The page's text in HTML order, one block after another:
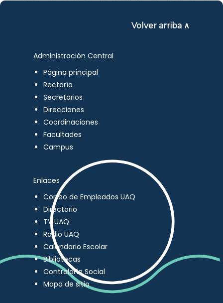
Volver arriba ∧
Administración Central
Página principal
Rectoría
Secretarios
Direcciones
Coordinaciones
Facultades
Campus
Enlaces
Correo de Empleados UAQ
Directorio
TV UAQ
Radio UAQ
Calendario Escolar
Bibliotecas
Contraloría Social
Mapa de sitio